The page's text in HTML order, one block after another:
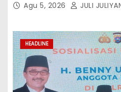
Agu 5, 2026 JULI
HEADLINE